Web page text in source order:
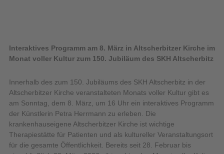
Interaktives Programm am 8. März in Altscherbitzer Kirche im
Monat voller Kultur zum 150. Jubiläum des SKH Altscherbitz
Innerhalb des zum 150. Jubiläums des SKH Altscherbitz in der
Altscherbitzer Kirche veranstalteten Monats voller Kultur gibt es
am Sonntag, dem 8. März, um 16 Uhr ein interaktives Programm
der Künstlerin Petra Herrmann zu erleben. Die
krankenhauseigene Altscherbitzer Kirche ist wichtige
Therapiestätte für Patienten und als kultureller Veranstaltungsort
für die gesamte Öffentlichkeit. Bereits seit 28. Februar bis